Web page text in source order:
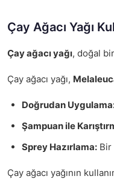
Çay Ağacı Yağı
Çay ağacı yağı, doğal
Çay ağacı yağı,
Doğrudan
Şampuan ile
Sprey Hazırlama: Bir
Çay ağacı yağının